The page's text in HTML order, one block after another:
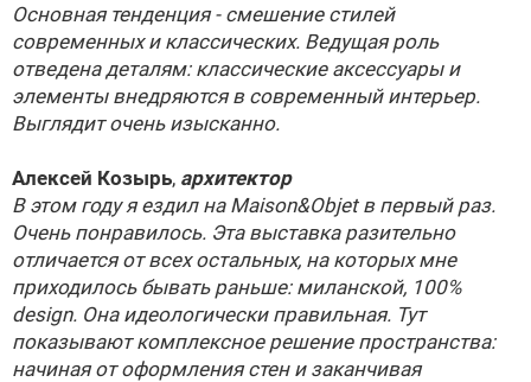
Основная тенденция - смешение стилей
современных и классических. Ведущая роль
отведена деталям: классические аксессуары и
элементы внедряются в современный интерьер.
Выглядит очень изысканно.
Алексей Козырь, архитектор
В этом году я ездил на Maison&Objet в первый раз.
Очень понравилось. Эта выставка разительно
отличается от всех остальных, на которых мне
приходилось бывать раньше: миланской, 100%
design. Она идеологически правильная. Тут
показывают комплексное решение пространства:
начиная от оформления стен и заканчивая